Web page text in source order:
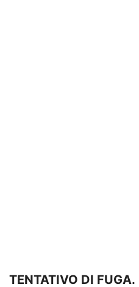
TENTATIVO DI FUGA.